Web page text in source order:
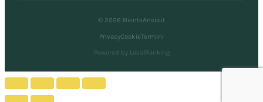
© 2026 NienteAnsia.it
PrivacyCookieTermini
Powered by LocalRanking